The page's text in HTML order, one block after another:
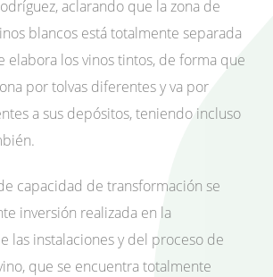
aclarando que la zona de
blancos está totalmente separada
elabora los vinos tintos, de forma que
por tolvas diferentes y va por
a sus depósitos, teniendo incluso
capacidad de transformación se
inversión realizada en la
las instalaciones y del proceso de
que se encuentra totalmente